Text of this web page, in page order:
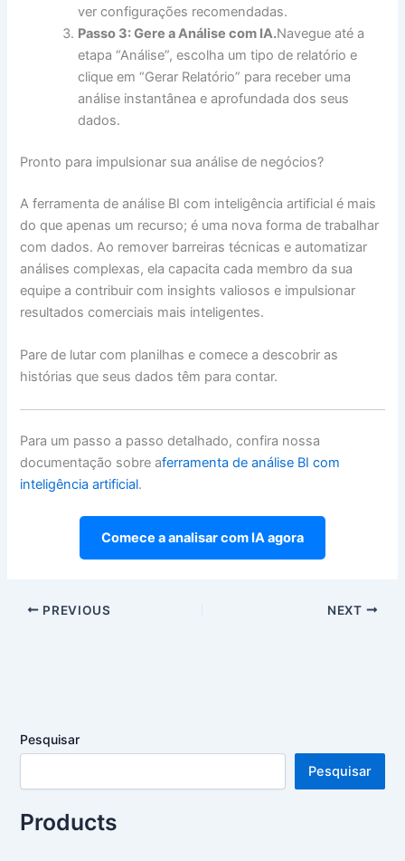
ver configurações recomendadas.
Passo 3: Gere a Análise com IA.Navegue até a
etapa “Análise”, escolha um tipo de relatório e
clique em “Gerar Relatório” para receber uma
análise instantânea e aprofundada dos seus
dados.
Pronto para impulsionar sua análise de negócios?
A ferramenta de análise BI com inteligência artificial é mais
do que apenas um recurso; é uma nova forma de trabalhar
com dados. Ao remover barreiras técnicas e automatizar
análises complexas, ela capacita cada membro da sua
equipe a contribuir com insights valiosos e impulsionar
resultados comerciais mais inteligentes.
Pare de lutar com planilhas e comece a descobrir as
histórias que seus dados têm para contar.
Para um passo a passo detalhado, confira nossa
documentação sobre aferramenta de análise BI com
inteligência artificial.
Comece a analisar com IA agora
PREVIOUS NEXT
Pesquisar
Pesquisar
Products